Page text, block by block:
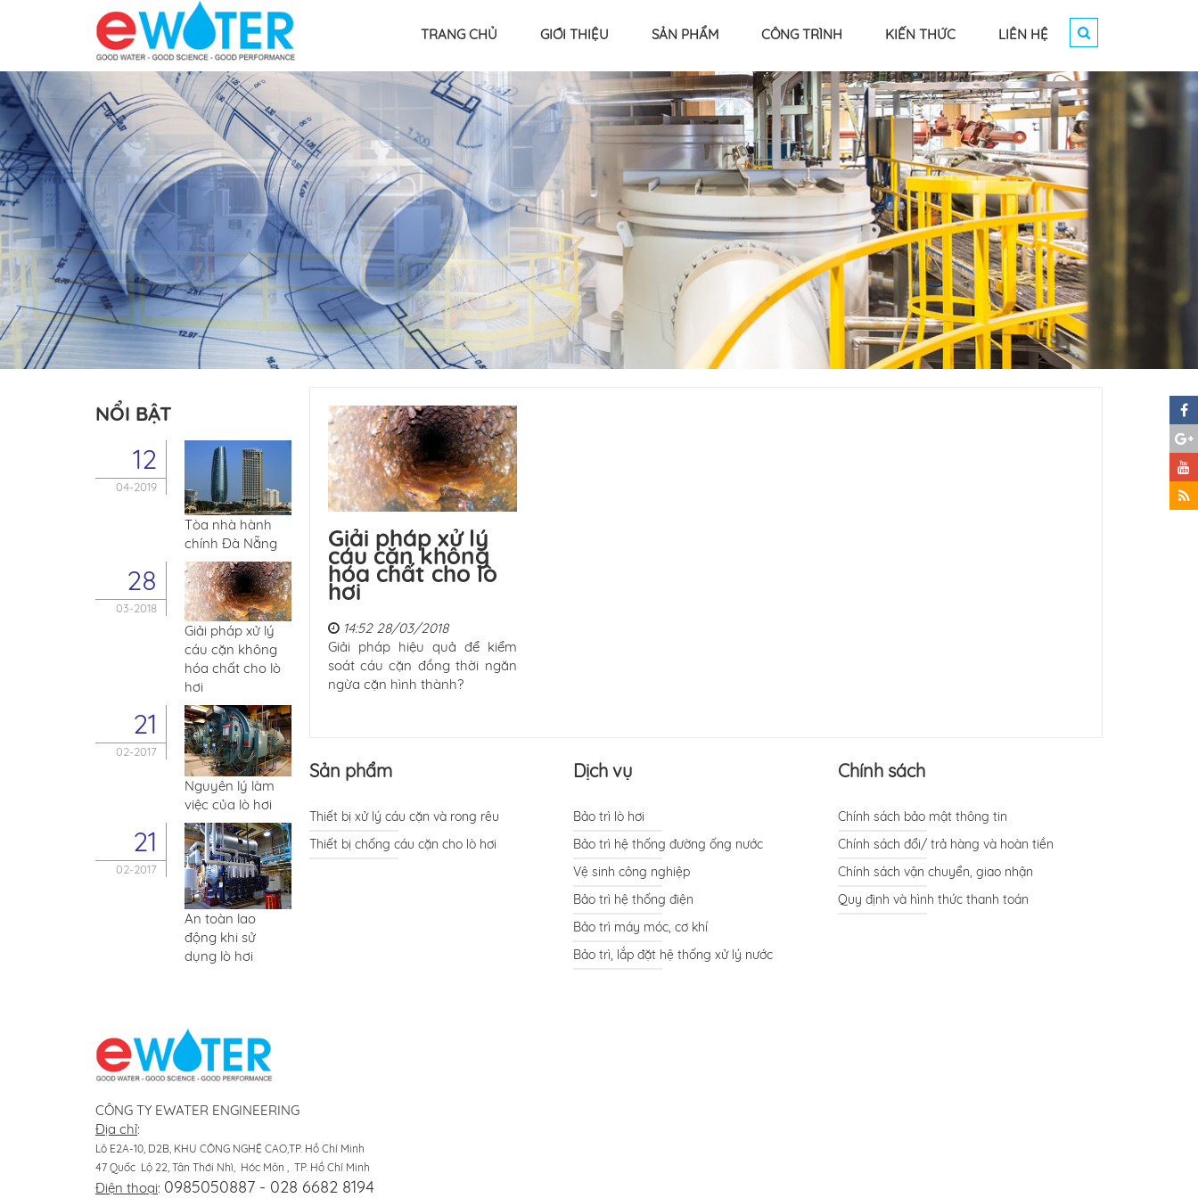
TRANG CHỦ GIỚI THIỆU SẢN PHẨM CÔNG TRÌNH KIẾN THỨC LIÊN HỆ
Giải pháp xử lý
cáu cặn không
hóa chất cho lò
hơi
14:52 28/03/2018
Giải pháp hiệu quả để kiểm
soát cáu cặn đồng thời ngăn
ngừa cặn hình thành?
Sản phẩm
Thiết bị xử lý cáu cặn và rong rêu
Thiết bị chống cáu cặn cho lò hơi
Dịch vụ
Bảo trì lò hơi
Bảo trì hệ thống đường ống nước
Vệ sinh công nghiệp
Bảo trì hệ thống điện
Bảo trì máy móc, cơ khí
Bảo trì, lắp đặt hệ thống xử lý nước
Chính sách
Chính sách bảo mật thông tin
Chính sách đổi/ trả hàng và hoàn tiền
Chính sách vận chuyển, giao nhận
Quy định và hình thức thanh toán
NỔI BẬT
12
04-2019
Tòa nhà hành
chính Đà Nẵng
28
03-2018
Giải pháp xử lý
cáu cặn không
hóa chất cho lò
hơi
21
02-2017
Nguyên lý làm
việc của lò hơi
21
02-2017
An toàn lao
động khi sử
dụng lò hơi
CÔNG TY EWATER ENGINEERING
Địa chỉ:
Lô E2A-10, D2B, KHU CÔNG NGHỆ CAO,TP. Hồ Chí Minh
47 Quốc Lộ 22, Tân Thới Nhì, Hóc Môn , TP. Hồ Chí Minh
Điện thoại: 0985050887 - 028 6682 8194